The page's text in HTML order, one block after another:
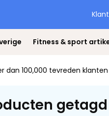
Fitness & sport
dan 100,000 tevreden klanten
getagd